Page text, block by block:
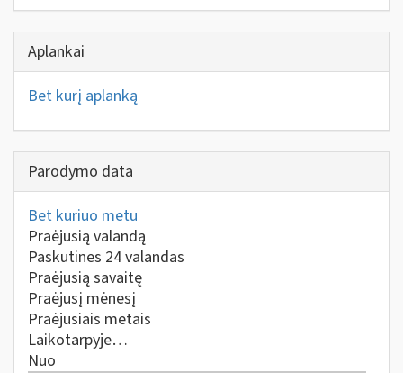
Aplankai
Bet kurį aplanką
Parodymo data
Bet kuriuo metu
Praėjusią valandą
Paskutines 24 valandas
Praėjusią savaitę
Praėjusį mėnesį
Praėjusiais metais
Laikotarpyje…
Nuo